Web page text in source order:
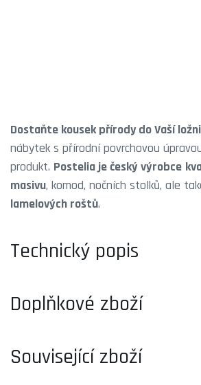
Dostaňte kousek přírody do Vaší
nábytek s přírodní povrchovou
produkt. Postelia je český výrobce
masivu, komod, nočních stolků, ale
lamelových roštů.
Technický popis
Doplňkové zboží
Související zboží